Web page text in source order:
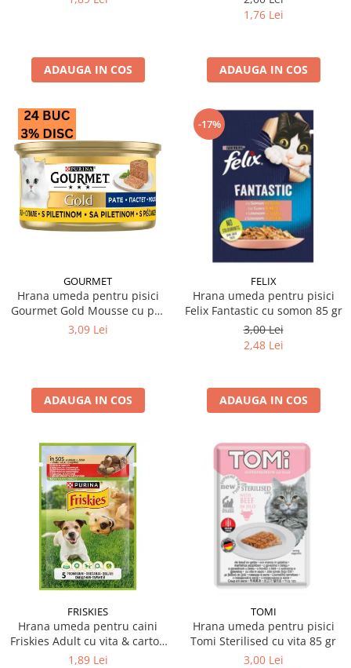
ADAUGA IN COS
1,76 Lei
ADAUGA IN COS
GOURMET
Hrana umeda pentru pisici
Gourmet Gold Mousse cu pui
85 gr
3,09 Lei
ADAUGA IN COS
-17%
FELIX
Hrana umeda pentru pisici
Felix Fantastic cu somon 85 gr
3,00 Lei
2,48 Lei
ADAUGA IN COS
FRISKIES
Hrana umeda pentru caini
Friskies Adult cu vita & cartofi
85 gr
1,89 Lei
TOMI
Hrana umeda pentru pisici
Tomi Sterilised cu vita 85 gr
3,00 Lei